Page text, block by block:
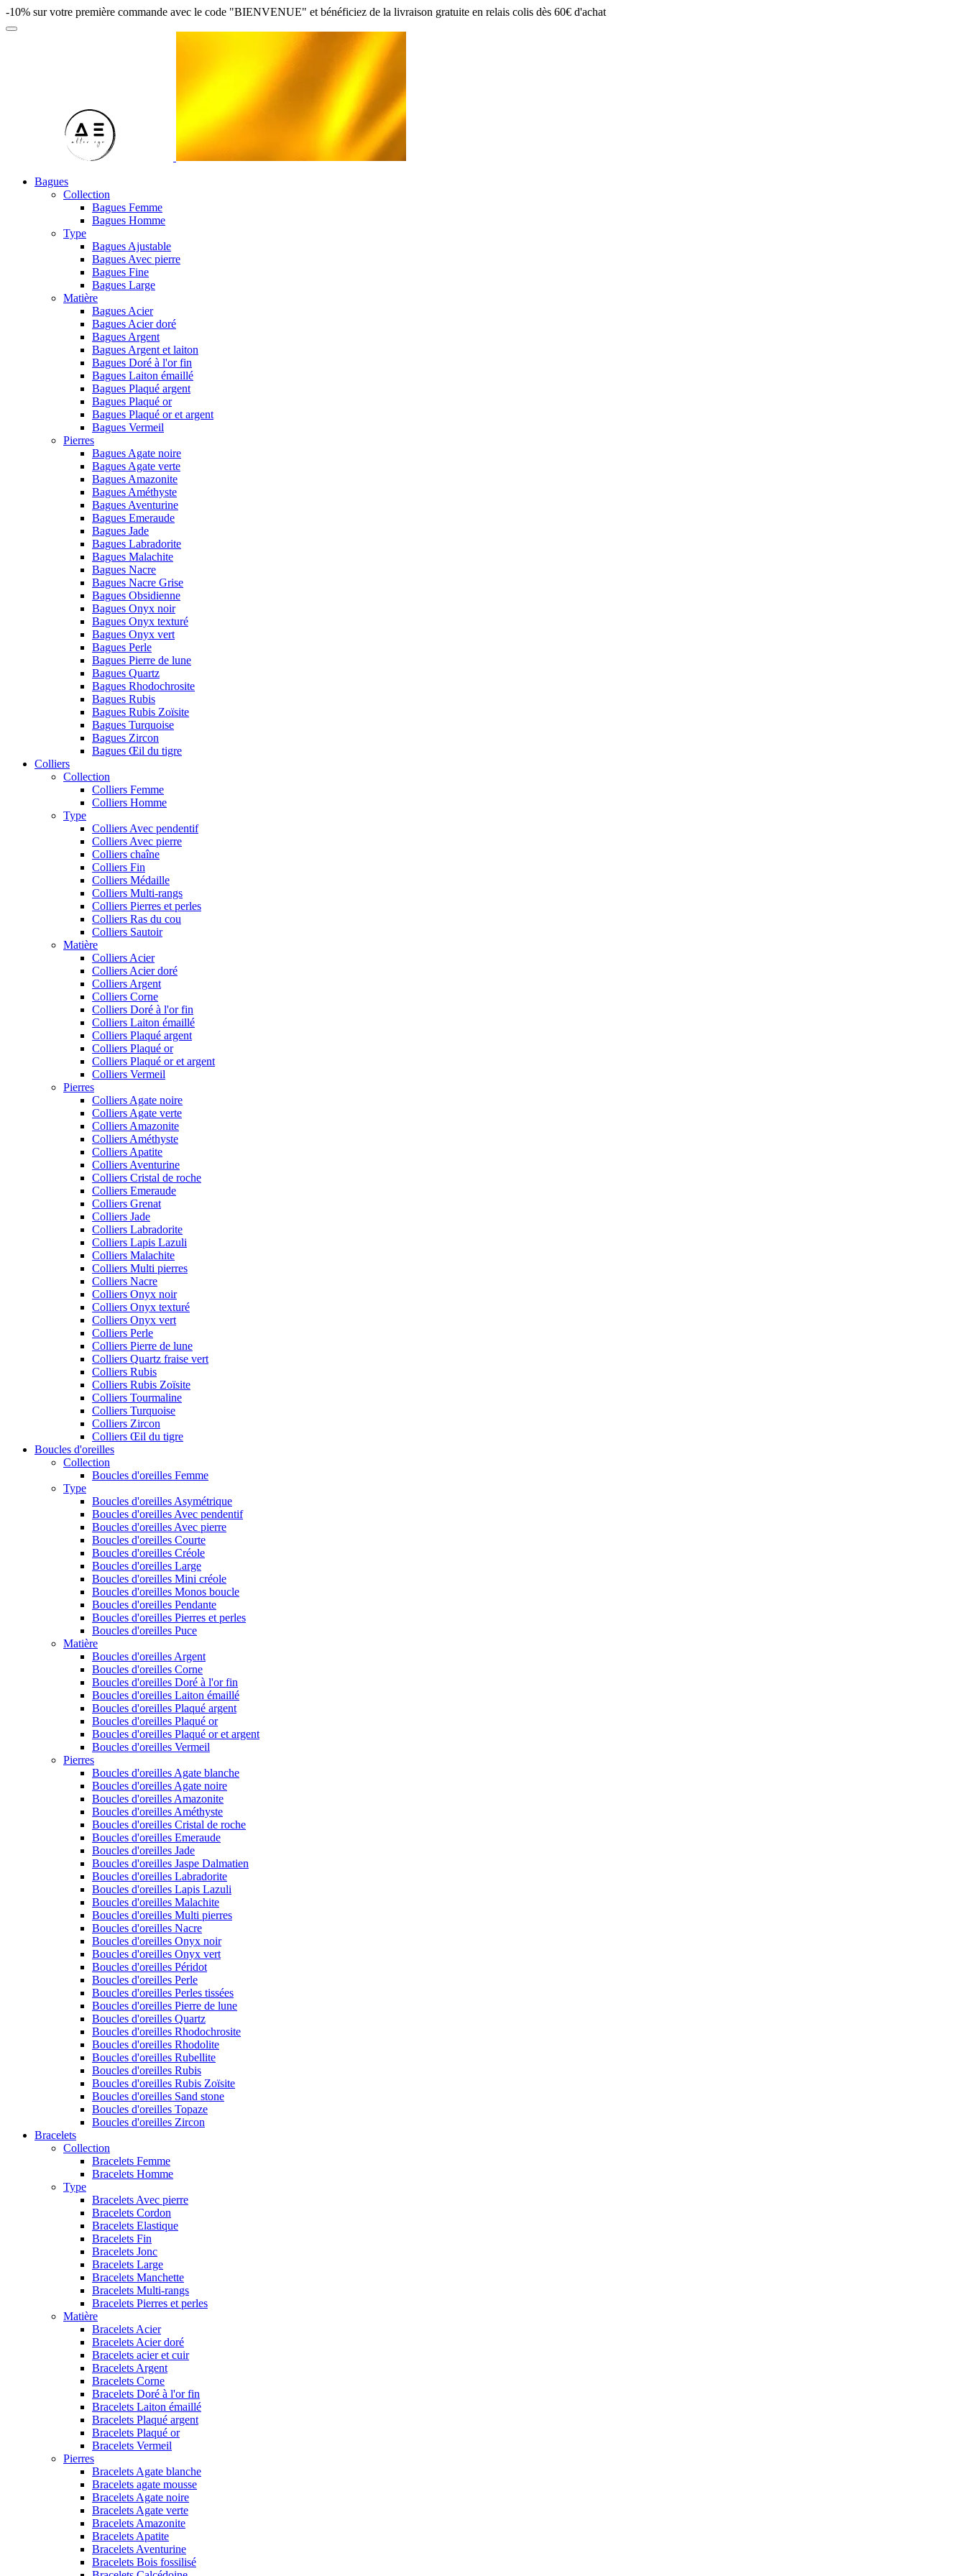
-10% sur votre première commande avec le code "BIENVENUE" et bénéficiez de la livraison gratuite en relais colis dès 60€ d'achat
Bagues
Collection
Bagues Femme
Bagues Homme
Type
Bagues Ajustable
Bagues Avec pierre
Bagues Fine
Bagues Large
Matière
Bagues Acier
Bagues Acier doré
Bagues Argent
Bagues Argent et laiton
Bagues Doré à l'or fin
Bagues Laiton émaillé
Bagues Plaqué argent
Bagues Plaqué or
Bagues Plaqué or et argent
Bagues Vermeil
Pierres
Bagues Agate noire
Bagues Agate verte
Bagues Amazonite
Bagues Améthyste
Bagues Aventurine
Bagues Emeraude
Bagues Jade
Bagues Labradorite
Bagues Malachite
Bagues Nacre
Bagues Nacre Grise
Bagues Obsidienne
Bagues Onyx noir
Bagues Onyx texturé
Bagues Onyx vert
Bagues Perle
Bagues Pierre de lune
Bagues Quartz
Bagues Rhodochrosite
Bagues Rubis
Bagues Rubis Zoïsite
Bagues Turquoise
Bagues Zircon
Bagues Œil du tigre
Colliers
Collection
Colliers Femme
Colliers Homme
Type
Colliers Avec pendentif
Colliers Avec pierre
Colliers chaîne
Colliers Fin
Colliers Médaille
Colliers Multi-rangs
Colliers Pierres et perles
Colliers Ras du cou
Colliers Sautoir
Matière
Colliers Acier
Colliers Acier doré
Colliers Argent
Colliers Corne
Colliers Doré à l'or fin
Colliers Laiton émaillé
Colliers Plaqué argent
Colliers Plaqué or
Colliers Plaqué or et argent
Colliers Vermeil
Pierres
Colliers Agate noire
Colliers Agate verte
Colliers Amazonite
Colliers Améthyste
Colliers Apatite
Colliers Aventurine
Colliers Cristal de roche
Colliers Emeraude
Colliers Grenat
Colliers Jade
Colliers Labradorite
Colliers Lapis Lazuli
Colliers Malachite
Colliers Multi pierres
Colliers Nacre
Colliers Onyx noir
Colliers Onyx texturé
Colliers Onyx vert
Colliers Perle
Colliers Pierre de lune
Colliers Quartz fraise vert
Colliers Rubis
Colliers Rubis Zoïsite
Colliers Tourmaline
Colliers Turquoise
Colliers Zircon
Colliers Œil du tigre
Boucles d'oreilles
Collection
Boucles d'oreilles Femme
Type
Boucles d'oreilles Asymétrique
Boucles d'oreilles Avec pendentif
Boucles d'oreilles Avec pierre
Boucles d'oreilles Courte
Boucles d'oreilles Créole
Boucles d'oreilles Large
Boucles d'oreilles Mini créole
Boucles d'oreilles Monos boucle
Boucles d'oreilles Pendante
Boucles d'oreilles Pierres et perles
Boucles d'oreilles Puce
Matière
Boucles d'oreilles Argent
Boucles d'oreilles Corne
Boucles d'oreilles Doré à l'or fin
Boucles d'oreilles Laiton émaillé
Boucles d'oreilles Plaqué argent
Boucles d'oreilles Plaqué or
Boucles d'oreilles Plaqué or et argent
Boucles d'oreilles Vermeil
Pierres
Boucles d'oreilles Agate blanche
Boucles d'oreilles Agate noire
Boucles d'oreilles Amazonite
Boucles d'oreilles Améthyste
Boucles d'oreilles Cristal de roche
Boucles d'oreilles Emeraude
Boucles d'oreilles Jade
Boucles d'oreilles Jaspe Dalmatien
Boucles d'oreilles Labradorite
Boucles d'oreilles Lapis Lazuli
Boucles d'oreilles Malachite
Boucles d'oreilles Multi pierres
Boucles d'oreilles Nacre
Boucles d'oreilles Onyx noir
Boucles d'oreilles Onyx vert
Boucles d'oreilles Péridot
Boucles d'oreilles Perle
Boucles d'oreilles Perles tissées
Boucles d'oreilles Pierre de lune
Boucles d'oreilles Quartz
Boucles d'oreilles Rhodochrosite
Boucles d'oreilles Rhodolite
Boucles d'oreilles Rubellite
Boucles d'oreilles Rubis
Boucles d'oreilles Rubis Zoïsite
Boucles d'oreilles Sand stone
Boucles d'oreilles Topaze
Boucles d'oreilles Zircon
Bracelets
Collection
Bracelets Femme
Bracelets Homme
Type
Bracelets Avec pierre
Bracelets Cordon
Bracelets Elastique
Bracelets Fin
Bracelets Jonc
Bracelets Large
Bracelets Manchette
Bracelets Multi-rangs
Bracelets Pierres et perles
Matière
Bracelets Acier
Bracelets Acier doré
Bracelets acier et cuir
Bracelets Argent
Bracelets Corne
Bracelets Doré à l'or fin
Bracelets Laiton émaillé
Bracelets Plaqué argent
Bracelets Plaqué or
Bracelets Vermeil
Pierres
Bracelets Agate blanche
Bracelets agate mousse
Bracelets Agate noire
Bracelets Agate verte
Bracelets Amazonite
Bracelets Apatite
Bracelets Aventurine
Bracelets Bois fossilisé